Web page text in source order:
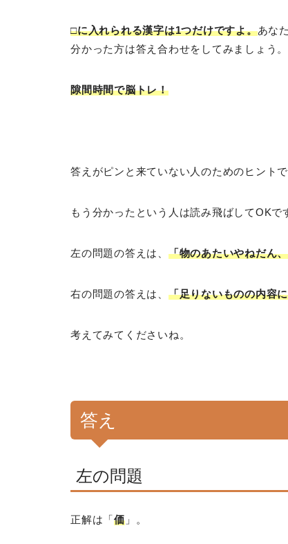
□に入れられる漢字は1つだけですよ。あな
分かった方は答え合わせをしてみましょう。
隙間時間で脳トレ！
答えがピンと来ていない人のためのヒントで
もう分かったという人は読み飛ばしてOKで
左の問題の答えは、 「物のあたいやねだん
右の問題の答えは、 「足りないものの内容
考えてみてくださいね。
答え
左の問題
正解は「価」。